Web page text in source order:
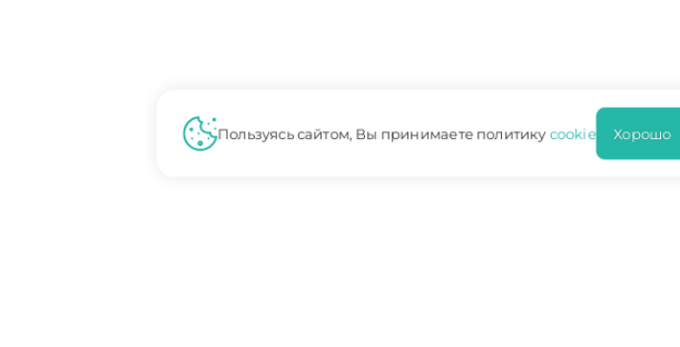
Пользуясь сайтом, Вы принимаете политикуcookie Хорошо